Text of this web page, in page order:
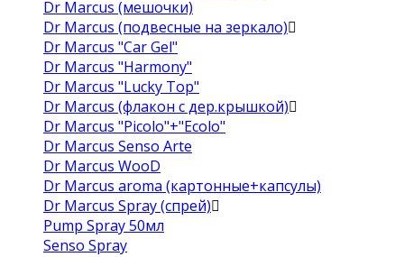
Dr Marcus (мешочки)
Dr Marcus (подвесные на зеркало)
Dr Marcus "Car Gel"
Dr Marcus "Harmony"
Dr Marcus "Lucky Top"
Dr Marcus (флакон с дер.крышкой)
Dr Marcus "Picolo"+"Ecolo"
Dr Marcus Senso Arte
Dr Marcus WooD
Dr Marcus aroma (картонные+капсулы)
Dr Marcus Spray (спрей)
Pump Spray 50мл
Senso Spray